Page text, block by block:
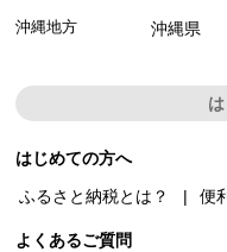
沖縄地方 沖縄県
はじめての方へ
ふるさと納税とは？
便
よくあるご質問